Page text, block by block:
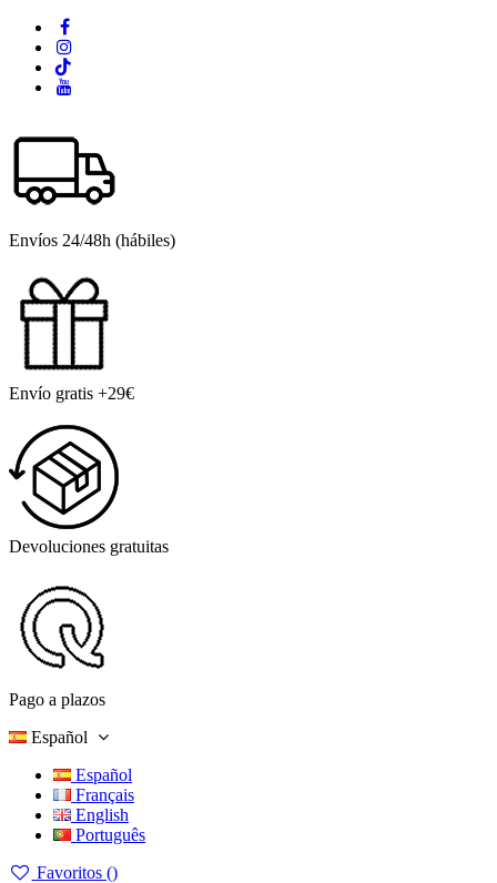
Envíos 24/48h (hábiles)
Envío gratis +29€
Devoluciones gratuitas
Pago a plazos
Español
Español
Français
English
Português
Favoritos ()